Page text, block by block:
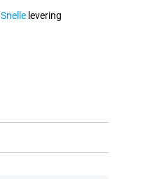
Snellelevering